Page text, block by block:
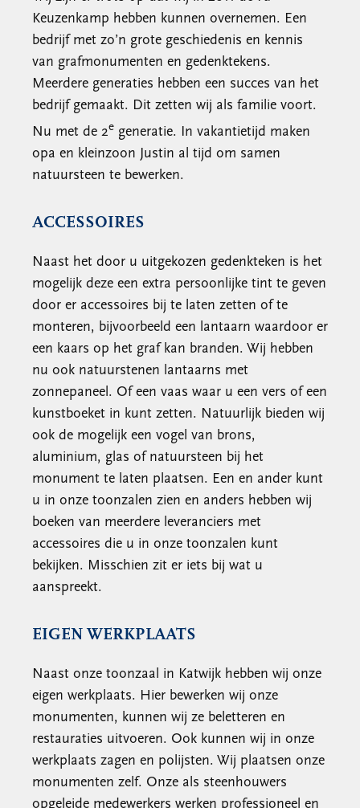
Keuzenkamp hebben kunnen overnemen. Een
bedrijf met zo’n grote geschiedenis en kennis
van grafmonumenten en gedenktekens.
Meerdere generaties hebben een succes van het
bedrijf gemaakt. Dit zetten wij als familie voort.
Nu met de 2e generatie. In vakantietijd maken
opa en kleinzoon Justin al tijd om samen
natuursteen te bewerken.
ACCESSOIRES
Naast het door u uitgekozen gedenkteken is het
mogelijk deze een extra persoonlijke tint te geven
door er accessoires bij te laten zetten of te
monteren, bijvoorbeeld een lantaarn waardoor er
een kaars op het graf kan branden. Wij hebben
nu ook natuurstenen lantaarns met
zonnepaneel. Of een vaas waar u een vers of een
kunstboeket in kunt zetten. Natuurlijk bieden wij
ook de mogelijk een vogel van brons,
aluminium, glas of natuursteen bij het
monument te laten plaatsen. Een en ander kunt
u in onze toonzalen zien en anders hebben wij
boeken van meerdere leveranciers met
accessoires die u in onze toonzalen kunt
bekijken. Misschien zit er iets bij wat u
aanspreekt.
EIGEN WERKPLAATS
Naast onze toonzaal in Katwijk hebben wij onze
eigen werkplaats. Hier bewerken wij onze
monumenten, kunnen wij ze beletteren en
restauraties uitvoeren. Ook kunnen wij in onze
werkplaats zagen en polijsten. Wij plaatsen onze
monumenten zelf. Onze als steenhouwers
opgeleide medewerkers werken professioneel en